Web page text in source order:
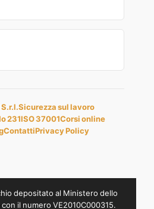
S.r.l.Sicurezza sul lavoro
231ISO 37001Corsi online
ContattiPrivacy Policy
depositato al Ministero dello
il numero VE2010C000315.